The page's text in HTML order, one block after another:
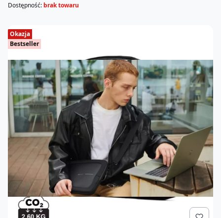
Dostępność: brak towaru
Okazja
Bestseller